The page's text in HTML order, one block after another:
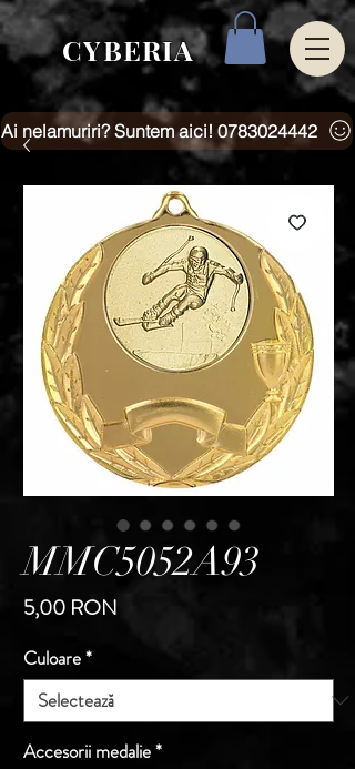
CYBERIA
Ai nelamuriri? Suntem aici! 0783024442
MMC5052A93
5,00 RON
Culoare*
Accesorii medalie*